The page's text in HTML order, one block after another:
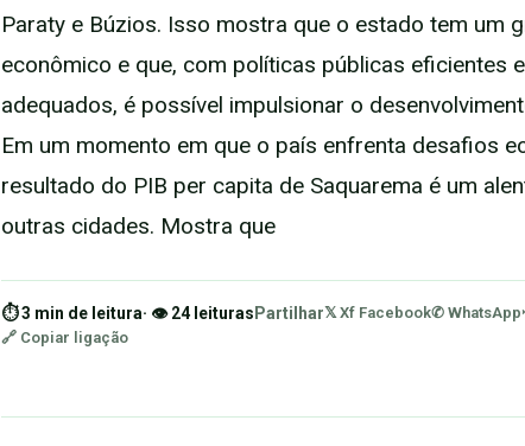
Paraty e Búzios. Isso mostra que o estado tem um
econômico e que, com políticas públicas eficientes
adequados, é possível impulsionar o
Em um momento em que o país enfrenta desafios
resultado do PIB per capita de Saquarema é um
outras cidades. Mostra que
⏱ 3 min de leitura· 👁 24 leituras Partilhar𝕏 Xf Facebook✆ WhatsApp
🔗 Copiar ligação